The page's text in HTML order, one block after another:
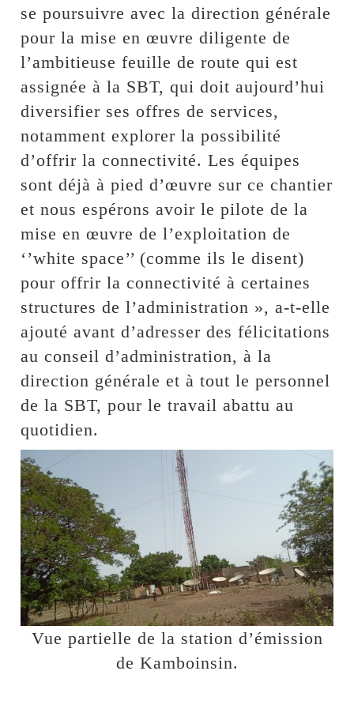
se poursuivre avec la direction générale
pour la mise en œuvre diligente de
l’ambitieuse feuille de route qui est
assignée à la SBT, qui doit aujourd’hui
diversifier ses offres de services,
notamment explorer la possibilité
d’offrir la connectivité. Les équipes
sont déjà à pied d’œuvre sur ce chantier
et nous espérons avoir le pilote de la
mise en œuvre de l’exploitation de
‘’white space’’ (comme ils le disent)
pour offrir la connectivité à certaines
structures de l’administration », a-t-elle
ajouté avant d’adresser des félicitations
au conseil d’administration, à la
direction générale et à tout le personnel
de la SBT, pour le travail abattu au
quotidien.
Vue partielle de la station d’émission
de Kamboinsin.